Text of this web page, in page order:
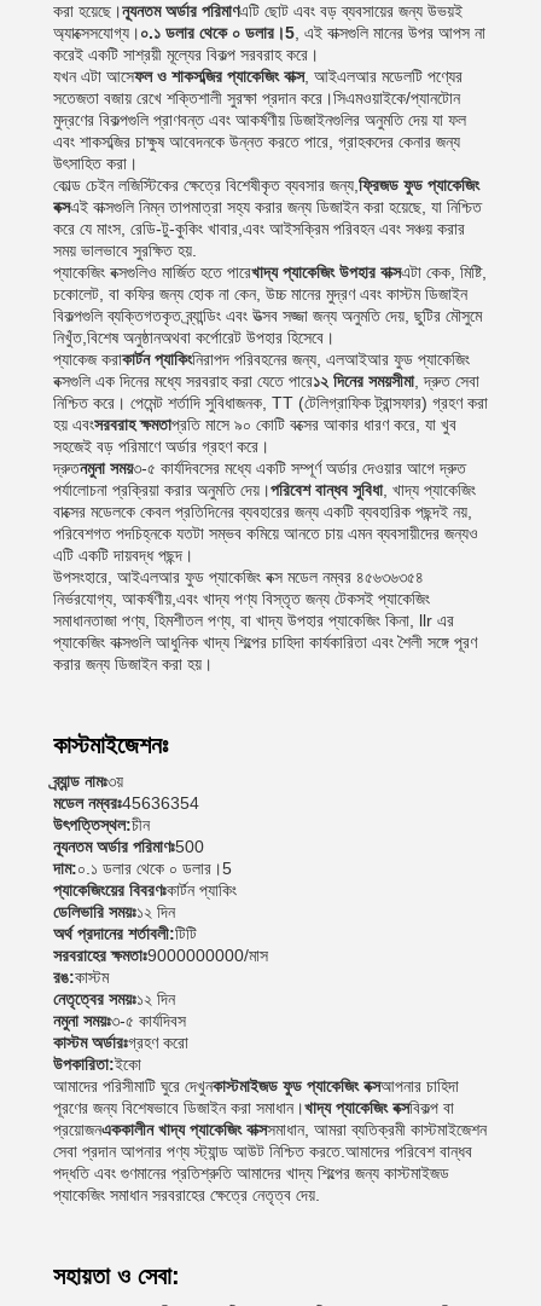
করা হয়েছে।ন্যূনতম অর্ডার পরিমাণএটি ছোট এবং বড় ব্যবসায়ের জন্য উভয়ই
অ্যাক্সেসযোগ্য।০.১ ডলার থেকে ০ ডলার।5 , এই বাক্সগুলি মানের উপর আপস না
করেই একটি সাশ্রয়ী মূল্যের বিকল্প সরবরাহ করে।
যখন এটা আসেফল ও শাকসব্জির প্যাকেজিং বাক্স, আইএলআর মডেলটি পণ্যের
সতেজতা বজায় রেখে শক্তিশালী সুরক্ষা প্রদান করে।সিএমওয়াইকে/প্যানটোন
মুদ্রণের বিকল্পগুলি প্রাণবন্ত এবং আকর্ষণীয় ডিজাইনগুলির অনুমতি দেয় যা ফল
এবং শাকসব্জির চাক্ষুষ আবেদনকে উন্নত করতে পারে, গ্রাহকদের কেনার জন্য
উৎসাহিত করা।
কোল্ড চেইন লজিস্টিকের ক্ষেত্রে বিশেষীকৃত ব্যবসার জন্য, ফ্রিজড ফুড প্যাকেজিং
বক্সএই বাক্সগুলি নিম্ন তাপমাত্রা সহ্য করার জন্য ডিজাইন করা হয়েছে, যা নিশ্চিত
করে যে মাংস, রেডি-টু-কুকিং খাবার,এবং আইসক্রিম পরিবহন এবং সঞ্চয় করার
সময় ভালভাবে সুরক্ষিত হয়.
প্যাকেজিং বক্সগুলিও মার্জিত হতে পারেখাদ্য প্যাকেজিং উপহার বাক্সএটা কেক, মিষ্টি,
চকোলেট, বা কফির জন্য হোক না কেন, উচ্চ মানের মুদ্রণ এবং কাস্টম ডিজাইন
বিকল্পগুলি ব্যক্তিগতকৃত ব্র্যান্ডিং এবং উত্সব সজ্জা জন্য অনুমতি দেয়, ছুটির মৌসুমে
নিখুঁত,বিশেষ অনুষ্ঠানঅথবা কর্পোরেট উপহার হিসেবে।
প্যাকেজ করাকার্টন প্যাকিংনিরাপদ পরিবহনের জন্য, এলআইআর ফুড প্যাকেজিং
বক্সগুলি এক দিনের মধ্যে সরবরাহ করা যেতে পারে১২ দিনের সময়সীমা, দ্রুত সেবা
নিশ্চিত করে। পেমেন্ট শর্তাদি সুবিধাজনক, TT (টেলিগ্রাফিক ট্রান্সফার) গ্রহণ করা
হয় এবংসরবরাহ ক্ষমতাপ্রতি মাসে ৯০ কোটি বক্সের আকার ধারণ করে, যা খুব
সহজেই বড় পরিমাণে অর্ডার গ্রহণ করে।
দ্রুতনমুনা সময়৩-৫ কার্যদিবসের মধ্যে একটি সম্পূর্ণ অর্ডার দেওয়ার আগে দ্রুত
পর্যালোচনা প্রক্রিয়া করার অনুমতি দেয়।পরিবেশ বান্ধব সুবিধা, খাদ্য প্যাকেজিং
বাক্সের মডেলকে কেবল প্রতিদিনের ব্যবহারের জন্য একটি ব্যবহারিক পছন্দই নয়,
পরিবেশগত পদচিহ্নকে যতটা সম্ভব কমিয়ে আনতে চায় এমন ব্যবসায়ীদের জন্যও
এটি একটি দায়বদ্ধ পছন্দ।
উপসংহারে, আইএলআর ফুড প্যাকেজিং বক্স মডেল নম্বর ৪৫৬৩৬৩৫৪
নির্ভরযোগ্য, আকর্ষণীয়,এবং খাদ্য পণ্য বিস্তৃত জন্য টেকসই প্যাকেজিং
সমাধানতাজা পণ্য, হিমশীতল পণ্য, বা খাদ্য উপহার প্যাকেজিং কিনা, llr এর
প্যাকেজিং বাক্সগুলি আধুনিক খাদ্য শিল্পের চাহিদা কার্যকারিতা এবং শৈলী সঙ্গে পূরণ
করার জন্য ডিজাইন করা হয়।
কাস্টমাইজেশনঃ
ব্র্যান্ড নামঃ৩য়
মডেল নম্বরঃ45636354
উৎপত্তিস্থল:চীন
ন্যূনতম অর্ডার পরিমাণঃ500
দাম:০.১ ডলার থেকে ০ ডলার।5
প্যাকেজিংয়ের বিবরণঃকার্টন প্যাকিং
ডেলিভারি সময়ঃ১২ দিন
অর্থ প্রদানের শর্তাবলী:টিটি
সরবরাহের ক্ষমতাঃ9000000000/মাস
রঙ:কাস্টম
নেতৃত্বের সময়ঃ১২ দিন
নমুনা সময়ঃ৩-৫ কার্যদিবস
কাস্টম অর্ডারঃগ্রহণ করো
উপকারিতা:ইকো
আমাদের পরিসীমাটি ঘুরে দেখুনকাস্টমাইজড ফুড প্যাকেজিং বক্সআপনার চাহিদা
পূরণের জন্য বিশেষভাবে ডিজাইন করা সমাধান।খাদ্য প্যাকেজিং বক্সবিকল্প বা
প্রয়োজনএককালীন খাদ্য প্যাকেজিং বাক্সসমাধান, আমরা ব্যতিক্রমী কাস্টমাইজেশন
সেবা প্রদান আপনার পণ্য স্ট্যান্ড আউট নিশ্চিত করতে.আমাদের পরিবেশ বান্ধব
পদ্ধতি এবং গুণমানের প্রতিশ্রুতি আমাদের খাদ্য শিল্পের জন্য কাস্টমাইজড
প্যাকেজিং সমাধান সরবরাহের ক্ষেত্রে নেতৃত্ব দেয়.
সহায়তা ও সেবা: